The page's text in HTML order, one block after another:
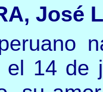
José
el 14 de